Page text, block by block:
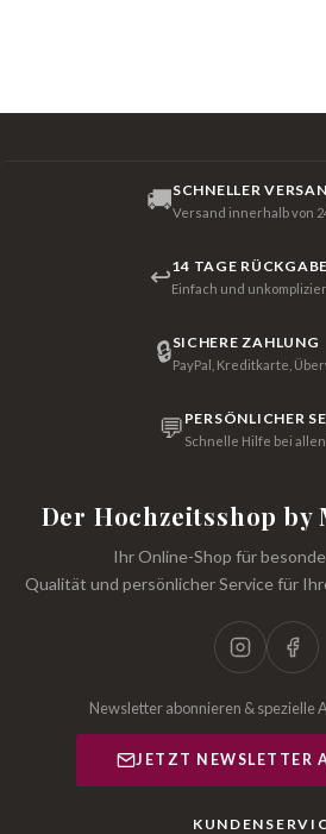
🚚SCHNELLER
Versand innerhalb von
↩14 TAGE
Einfach und
🔒SICHERE ZAHLUNG
PayPal, Kreditkarte,
💬 PERSÖNLICHER
Schnelle Hilfe bei
Der Hochzeitsshop by
Ihr Online-Shop für
Qualität und persönlicher Service für
Newsletter abonnieren & spezielle
JETZT NEWSLETTER